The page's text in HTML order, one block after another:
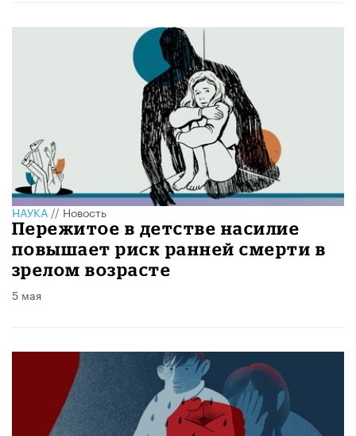
НАУКА//Новость
Пережитое в детстве насилие
повышает риск ранней смерти в
зрелом возрасте
5 мая